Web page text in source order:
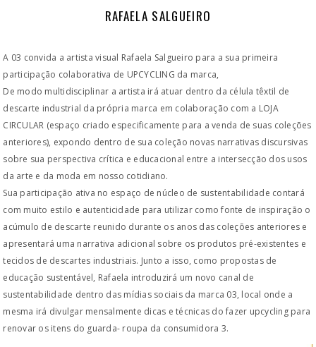
RAFAELA SALGUEIRO
A 03 convida a artista visual Rafaela Salgueiro para a sua primeira
participação colaborativa de UPCYCLING da marca,
De modo multidisciplinar a artista irá atuar dentro da célula têxtil de
descarte industrial da própria marca em colaboração com a LOJA
CIRCULAR (espaço criado especificamente para a venda de suas coleções
anteriores), expondo dentro de sua coleção novas narrativas discursivas
sobre sua perspectiva crítica e educacional entre a intersecção dos usos
da arte e da moda em nosso cotidiano.
Sua participação ativa no espaço de núcleo de sustentabilidade contará
com muito estilo e autenticidade para utilizar como fonte de inspiração o
acúmulo de descarte reunido durante os anos das coleções anteriores e
apresentará uma narrativa adicional sobre os produtos pré-existentes e
tecidos de descartes industriais. Junto a isso, como propostas de
educação sustentável, Rafaela introduzirá um novo canal de
sustentabilidade dentro das mídias sociais da marca 03, local onde a
mesma irá divulgar mensalmente dicas e técnicas do fazer upcycling para
renovar os itens do guarda- roupa da consumidora 3.